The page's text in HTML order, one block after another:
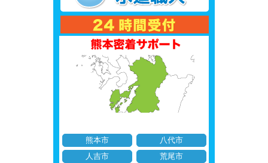
熊本市
八代市
人吉市
荒尾市